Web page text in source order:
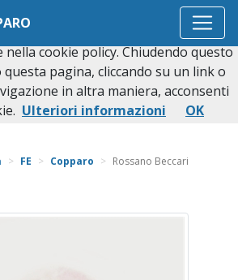
Torna indietro
FE Copparo Rossano Beccari
terzi da questo utilizzati si
necessari al funzionamento ed utili
cookie policy. Chiudendo questo
pagina, cliccando su un link o
in altra maniera, acconsenti
Ulteriori informazioni OK